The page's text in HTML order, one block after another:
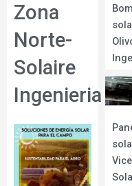
Zona
Norte-
Solaire
Ingenieria